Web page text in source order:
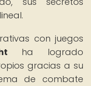
con juegos
ha logrado
gracias a su
de combate